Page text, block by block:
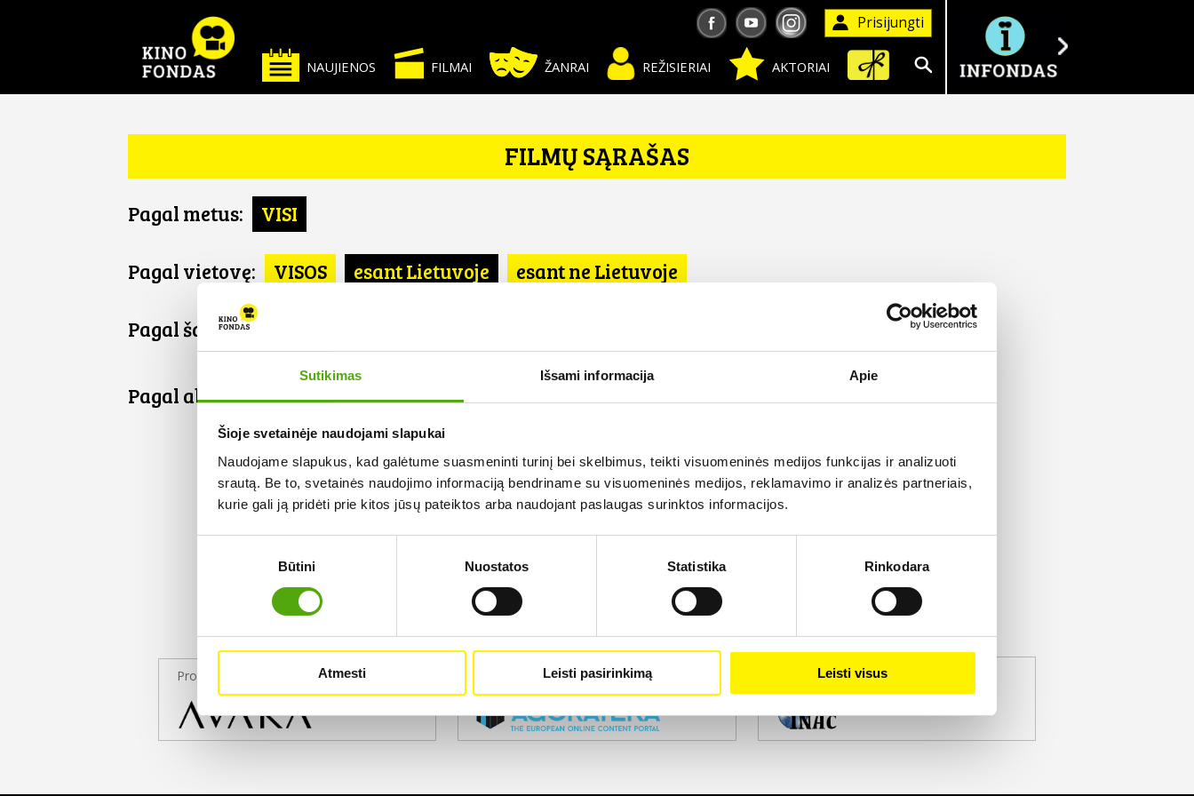
Sutikimas Išsami informacija Apie
Šioje svetainėje naudojami slapukai
Naudojame slapukus, kad galėtume suasmeninti turinį bei skelbimus, teikti visuomeninės medijos funkcijas ir analizuoti
srautą. Be to, svetainės naudojimo informaciją bendriname su visuomeninės medijos, reklamavimo ir analizės partneriais,
kurie gali ją pridėti prie kitos jūsų pateiktos arba naudojant paslaugas surinktos informacijos.
Būtini Nuostatos Statistika Rinkodara
Atmesti Leisti pasirinkimą Leisti visus
Prisijungti
AKTORIAI
REŽISIERIAI
ŽANRAI
FILMAI
NAUJIENOS
Ieškoti
FILMŲ SĄRAŠAS
Pagal metus: VISI
Pagal vietovę: VISOS esant Lietuvoje esant ne Lietuvoje
Pagal šalį: VISOS
Pagal abėcėlę:
Projekto partneris Projekto partneris Projekto partneris